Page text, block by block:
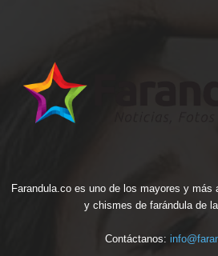
Farandula.co es uno de los mayores y más
y chismes de farándula de
Contáctanos: